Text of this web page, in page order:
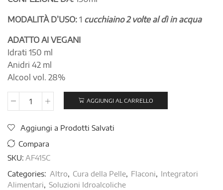
MODALITÀ D’USO: 1 cucchiaino 2 volte al dì in acqua
ADATTO AI VEGANI
Idrati 150 ml
Anidri 42 ml
Alcool vol. 28%
CAREZZA
quantità
AGGIUNGI AL CARRELLO
Aggiungi a Prodotti Salvati
Compara
SKU: AF415C
Categories: Altro, Cura della Pelle, Flaconi, Integratori
Alimentari, Soluzioni Idroalcoliche